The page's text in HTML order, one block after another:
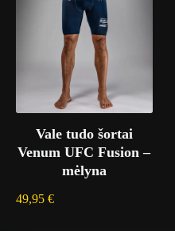
Vale tudo šortai
Venum UFC Fusion –
mėlyna
49,95 €